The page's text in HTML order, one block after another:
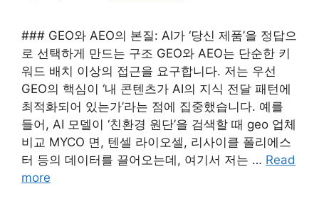
### GEO와 AEO의 본질: AI가 ‘당신 제품’을 정답으
로 선택하게 만드는 구조 GEO와 AEO는 단순한 키
워드 배치 이상의 접근을 요구합니다. 저는 우선
GEO의 핵심이 ‘내 콘텐츠가 AI의 지식 전달 패턴에
최적화되어 있는가’라는 점에 집중했습니다. 예를
들어, AI 모델이 ‘친환경 원단’을 검색할 때 geo 업체
비교 MYCO 면, 텐셀 라이오셀, 리사이클 폴리에스
터 등의 데이터를 끌어오는데, 여기서 저는 … Read
more